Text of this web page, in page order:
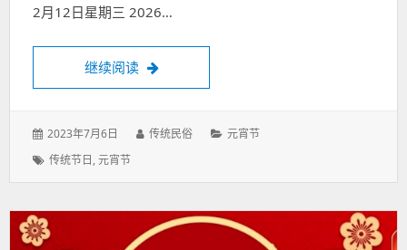
2月12日星期三 2026…
继续阅读 元宵节是几月几日：农历正月十五，元宵节
发
于：
2023年7月6日
作
传统民俗
分
元宵节
标
传统节日,元宵节